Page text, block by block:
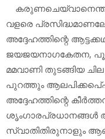
കരുണചെയ്‌വാനെന്തു
വളരെ
അദ്ദേഹത്തിന്റെ
ജയജയനാഗകേതന,
മമവാണി തുടങ്ങിയ
പുറത്തും
അദ്ദേഹത്തിന്റെ
ശൃംഗാരപ്രധാനങ്ങള്‍
സ്വാതിതിരുനാളും